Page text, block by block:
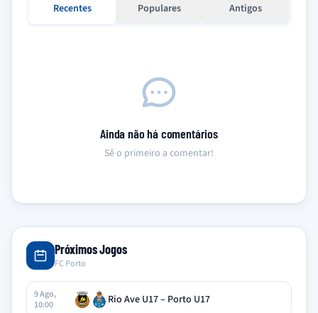
Recentes Populares Antigos
Ainda não há comentários
Sê o primeiro a comentar!
Próximos Jogos
FC Porto
9 Ago,
10:00
Rio Ave U17 – Porto U17